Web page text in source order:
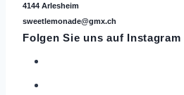
4144 Arlesheim
sweetlemonade@gmx.ch
Folgen Sie uns auf Instagram